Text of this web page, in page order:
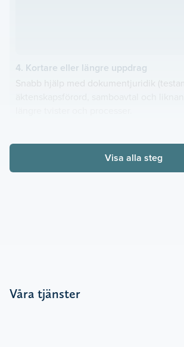
4. Kortare eller längre uppdrag
Snabb hjälp med dokumentjuridik
Visa alla steg
Våra tjänster